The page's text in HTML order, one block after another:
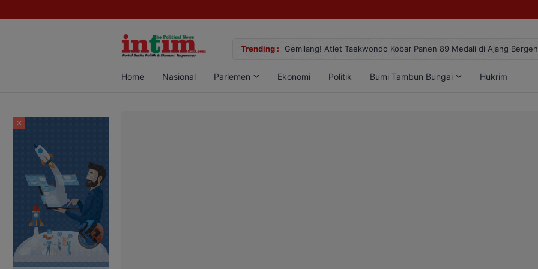
Trending :
Sabu di Pangkalan Bun, Dua Pelaku Diamankan Gemilang! Atlet Taekwondo Kobar Panen 89 Medali di Ajang
Home Nasional Parlemen Ekonomi Politik Bumi Tambun Bungai Hukrim